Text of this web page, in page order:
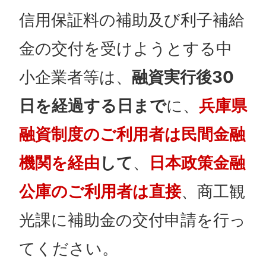
信用保証料の補助及び利子補給
金の交付を受けようとする中
小企業者等は、 融資実行後30
日を経過する日までに、 兵庫県
融資制度のご利用者は民間金融
機関を経由 して、
日本政策金融
公庫のご利用者は直接、商工観
光課に補助金の交付申請を行っ
てください。